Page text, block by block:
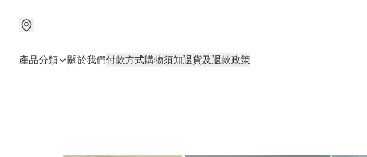
產品分類 關於我們付款方式購物須知退貨及退款政策